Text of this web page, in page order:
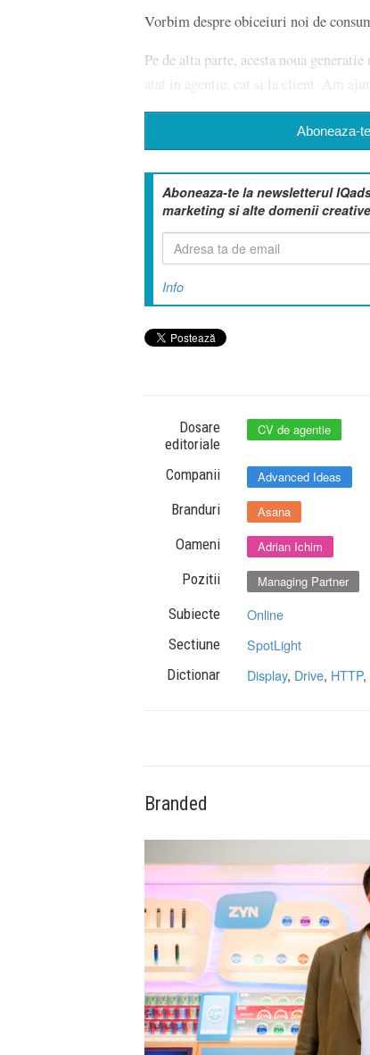
Vorbim despre obiceiuri noi de
Pe de alta parte, acesta noua
atat in agentie, cat si la client. Am
Aboneaza-
Aboneaza-te la newsletterul
marketing si alte domenii
Info
Dosare
editoriale
CV de agentie
Companii Advanced Ideas
Branduri Asana
Oameni Adrian Ichim
Pozitii Managing Partner
Subiecte Online
Sectiune SpotLight
Dictionar Display, Drive, HTTP,
Branded